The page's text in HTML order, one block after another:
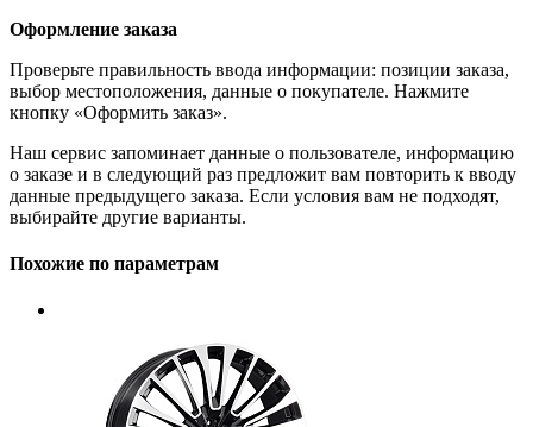
Оформление заказа
Проверьте правильность ввода информации: позиции заказа,
выбор местоположения, данные о покупателе. Нажмите
кнопку «Оформить заказ».
Наш сервис запоминает данные о пользователе, информацию
о заказе и в следующий раз предложит вам повторить к вводу
данные предыдущего заказа. Если условия вам не подходят,
выбирайте другие варианты.
Похожие по параметрам